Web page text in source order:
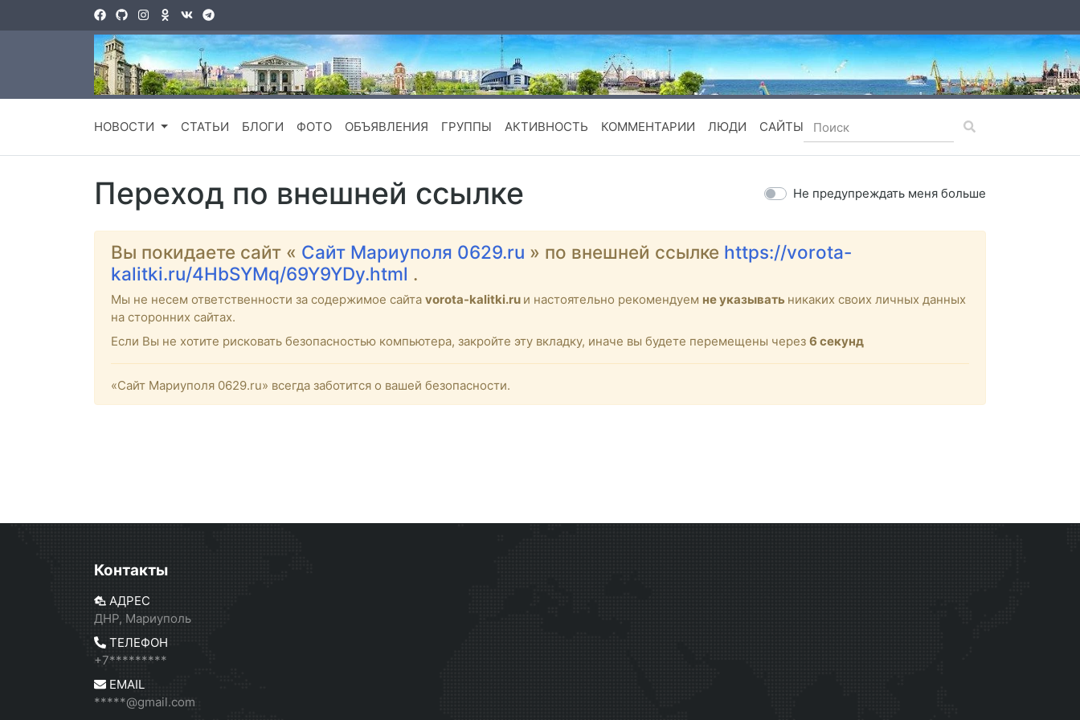
НОВОСТИ СТАТЬИ БЛОГИ ФОТО ОБЪЯВЛЕНИЯ ГРУППЫ АКТИВНОСТЬ КОММЕНТАРИИ ЛЮДИ САЙТЫ
Переход по внешней ссылке Не предупреждать меня больше
Вы покидаете сайт « Сайт Мариуполя 0629.ru » по внешней ссылке https://vorota-
kalitki.ru/4HbSYMq/69Y9YDy.html .
Мы не несем ответственности за содержимое сайта vorota-kalitki.ru и настоятельно рекомендуем не указывать никаких своих личных данных
на сторонних сайтах.
Если Вы не хотите рисковать безопасностью компьютера, закройте эту вкладку, иначе вы будете перемещены через 6 секунд
«Сайт Мариуполя 0629.ru» всегда заботится о вашей безопасности.
Контакты
АДРЕС
ДНР, Мариуполь
ТЕЛЕФОН
+7*********
EMAIL
*****@gmail.com